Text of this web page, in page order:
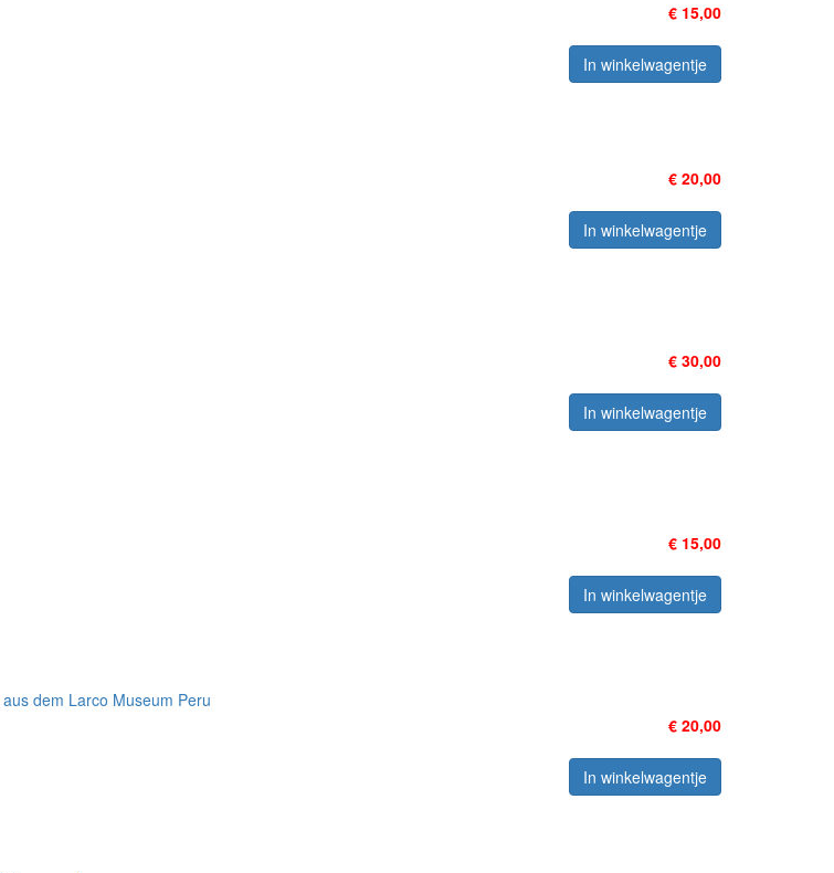
€ 15,00
In winkelwagentje
€ 20,00
In winkelwagentje
€ 30,00
In winkelwagentje
€ 15,00
In winkelwagentje
dem Larco Museum Peru
€ 20,00
In winkelwagentje